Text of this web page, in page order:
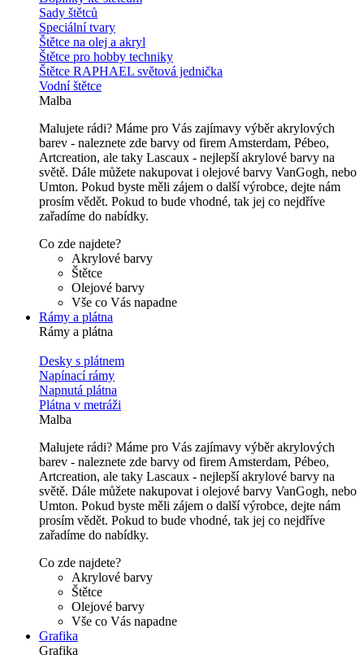
Sady štětců
Speciální tvary
Štětce na olej a akryl
Štětce pro hobby techniky
Štětce RAPHAEL světová jednička
Vodní štětce
Malba
Malujete rádi? Máme pro Vás zajímavy výběr akrylových
barev - naleznete zde barvy od firem Amsterdam, Pébeo,
Artcreation, ale taky Lascaux - nejlepší akrylové barvy na
světě. Dále můžete nakupovat i olejové barvy VanGogh, nebo
Umton. Pokud byste měli zájem o další výrobce, dejte nám
prosím vědět. Pokud to bude vhodné, tak jej co nejdříve
zařadíme do nabídky.
Co zde najdete?
Akrylové barvy
Štětce
Olejové barvy
Vše co Vás napadne
Rámy a plátna
Rámy a plátna
Desky s plátnem
Napínací rámy
Napnutá plátna
Plátna v metráži
Malba
Malujete rádi? Máme pro Vás zajímavy výběr akrylových
barev - naleznete zde barvy od firem Amsterdam, Pébeo,
Artcreation, ale taky Lascaux - nejlepší akrylové barvy na
světě. Dále můžete nakupovat i olejové barvy VanGogh, nebo
Umton. Pokud byste měli zájem o další výrobce, dejte nám
prosím vědět. Pokud to bude vhodné, tak jej co nejdříve
zařadíme do nabídky.
Co zde najdete?
Akrylové barvy
Štětce
Olejové barvy
Vše co Vás napadne
Grafika
Grafika